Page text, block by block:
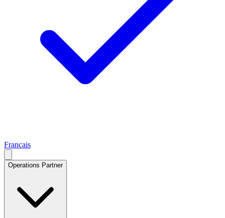
Français
Operations Partner